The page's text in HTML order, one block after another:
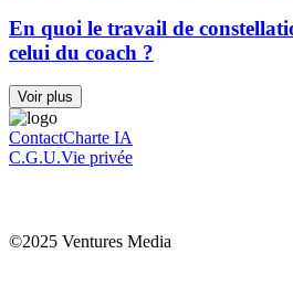
En quoi le travail de
celui du coach ?
Voir plus
ContactCharte IA
C.G.U.Vie privée
©2025 Ventures Media